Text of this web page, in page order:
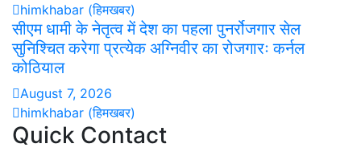
himkhabar (हिमखबर)
सीएम धामी के नेतृत्व में देश का पहला पुनर्रोजगार सेल
सुनिश्चित करेगा प्रत्येक अग्निवीर का रोजगारः कर्नल
कोठियाल
August 7, 2026
himkhabar (हिमखबर)
Quick Contact